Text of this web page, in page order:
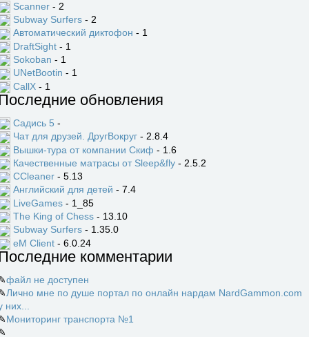
Scanner - 2
Subway Surfers - 2
Автоматический диктофон - 1
DraftSight - 1
Sokoban - 1
UNetBootin - 1
CallX - 1
обновления
Садись 5 -
Чат для друзей. ДругВокруг - 2.8.4
Вышки-тура от компании Скиф - 1.6
Качественные матрасы от Sleep&fly - 2.5.2
CCleaner - 5.13
Английский для детей - 7.4
LiveGames - 1_85
The King of Chess - 13.10
Subway Surfers - 1.35.0
eM Client - 6.0.24
комментарии
файл не доступен
Лично мне по душе портал по онлайн нардам NardGammon.com
них...
Мониторинг транспорта №1